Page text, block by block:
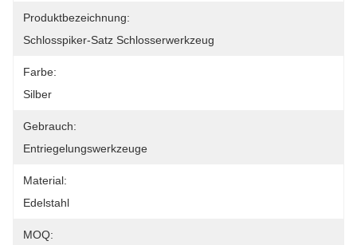
Produktbezeichnung:
Schlosspiker-Satz Schlosserwerkzeug
Farbe:
Silber
Gebrauch:
Entriegelungswerkzeuge
Material:
Edelstahl
MOQ: